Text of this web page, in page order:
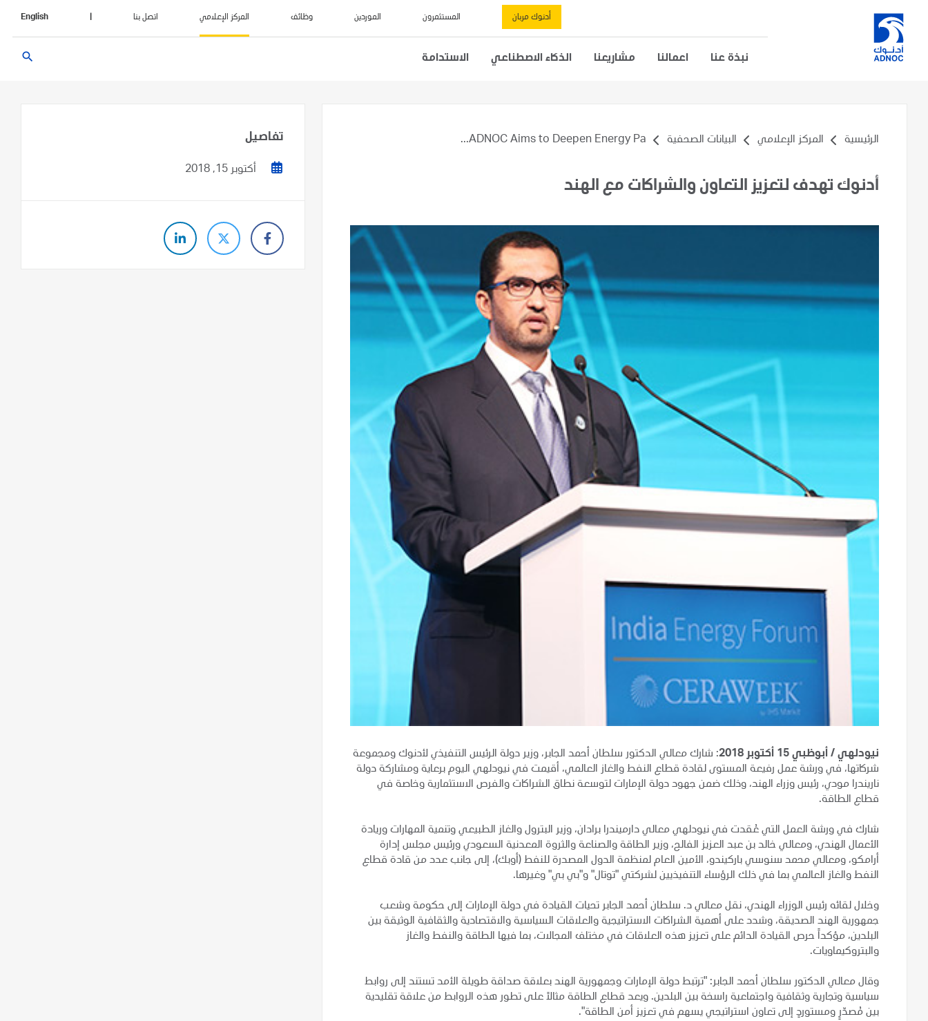
أدنوك مربان المستثمرون الموردين وظائف المركز الإعلامي اتصل بنا English
نبذة عنا اعمالنا مشاريعنا الذكاء الاصطناعي الاستدامة search
الرئيسية المركز الإعلامي البيانات الصحفية ADNOC Aims to Deepen Energy Pa...
أدنوك تهدف لتعزيز التعاون والشراكات مع الهند
نيودلهي / أبوظبي 15 أكتوبر 2018
: شارك معالي الدكتور سلطان أحمد الجابر، وزير دولة الرئيس التنفيذي لأدنوك ومجموعة
شركاتها، في ورشة عمل رفيعة المستوى لقادة قطاع النفط والغاز العالمي، أقيمت في نيودلهي اليوم برعاية ومشاركة دولة
ناريندرا مودي، رئيس وزراء الهند، وذلك ضمن جهود دولة الإمارات لتوسعة نطاق الشراكات والفرص الاستثمارية وخاصة في
قطاع الطاقة.
شارك في ورشة العمل التي عُقدت في نيودلهي معالي دارميندرا برادان، وزير البترول والغاز الطبيعي وتنمية المهارات وريادة
الأعمال الهندي، ومعالي خالد بن عبد العزيز الفالح، وزير الطاقة والصناعة والثروة المعدنية السعودي ورئيس مجلس إدارة
أرامكو، ومعالي محمد سنوسي باركيندو، الأمين العام لمنظمة الدول المصدرة للنفط (أوبك)، إلى جانب عدد من قادة قطاع
النفط والغاز العالمي بما في ذلك الرؤساء التنفيذيين لشركتي "توتال" و"بي بي" وغيرها.
وخلال لقائه رئيس الوزراء الهندي، نقل معالي د. سلطان أحمد الجابر تحيات القيادة في دولة الإمارات إلى حكومة وشعب
جمهورية الهند الصديقة، وشدد على أهمية الشراكات الاستراتيجية والعلاقات السياسية والاقتصادية والثقافية الوثيقة بين
البلدين، مؤكداً حرص القيادة الدائم على تعزيز هذه العلاقات في مختلف المجالات، بما فيها الطاقة والنفط والغاز
والبتروكيماويات.
وقال معالي الدكتور سلطان أحمد الجابر: "ترتبط دولة الإمارات وجمهورية الهند بعلاقة صداقة طويلة الأمد تستند إلى روابط
سياسية وتجارية وثقافية واجتماعية راسخة بين البلدين. ويعد قطاع الطاقة مثالاً على تطور هذه الروابط من علاقة تقليدية
بين مُصدّرٍ ومستوردٍ إلى تعاون استراتيجي يسهم في تعزيز أمن الطاقة".
تفاصيل
أكتوبر 15, 2018